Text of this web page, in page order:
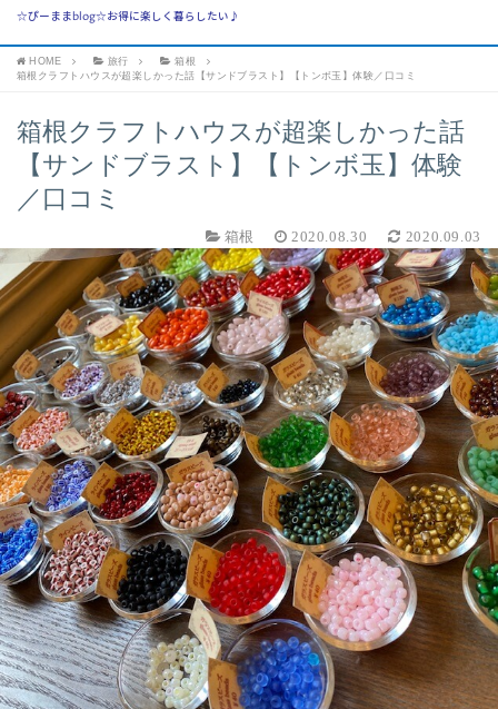
☆ぴーままblog☆お得に楽しく暮らしたい♪
HOME 旅行
箱根
箱根クラフトハウスが超楽しかった話【サンドブラスト】【トンボ玉】体験／口コミ
箱根クラフトハウスが超楽しかった話
【サンドブラスト】【トンボ玉】体験
／口コミ
箱根 2020.08.30 2020.09.03